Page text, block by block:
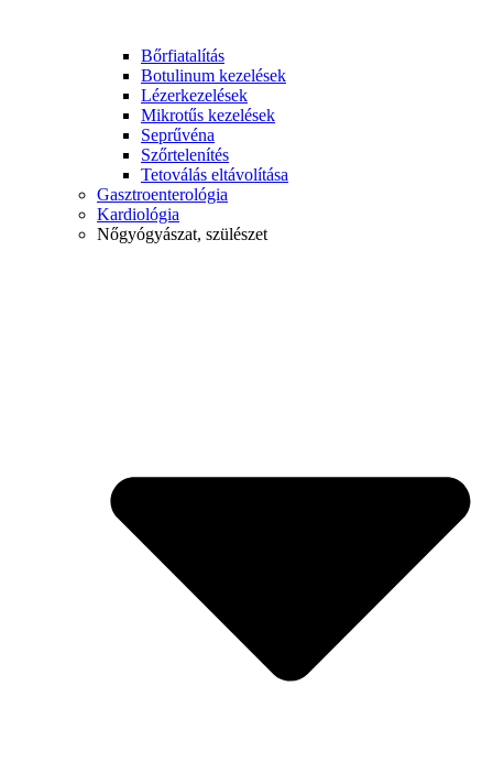
Bőrfiatalítás
Botulinum kezelések
Lézerkezelések
Mikrotűs kezelések
Seprűvéna
Szőrtelenítés
Tetoválás eltávolítása
Gasztroenterológia
Kardiológia
Nőgyógyászat, szülészet